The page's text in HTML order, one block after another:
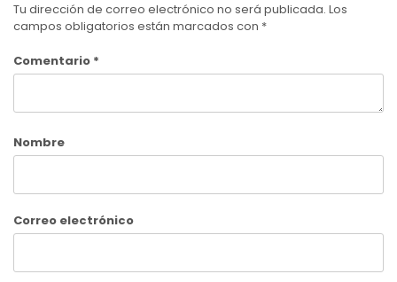
Tu dirección de correo electrónico no será publicada. Los
campos obligatorios están marcados con *
Comentario *
Nombre
Correo electrónico